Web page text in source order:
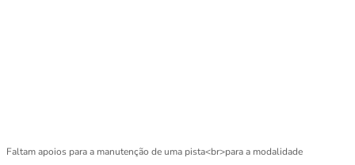
Faltam apoios para a manutenção de uma pista<br>para a modalidade